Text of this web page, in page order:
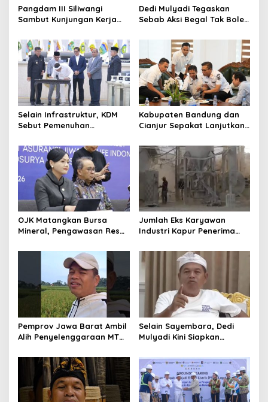
Pangdam III Siliwangi
Sambut Kunjungan Kerja
Perhatian Pemerintah
Dedi Mulyadi Tegaskan
Sebab Aksi Begal Tak Boleh
Ekonomi
Selain Infrastruktur, KDM
Sebut Pemenuhan
Masyarakat Jadi Fokus
APBD Jabar 2027
Kabupaten Bandung dan
Cianjur Sepakat Lanjutkan
Percepat Pertumbuhan
Ekonomi Daerah
OJK Matangkan Bursa
Mineral, Pengawasan Resmi
Jumlah Eks Karyawan
Industri Kapur Penerima
Bertambah, KDM: Kita
Identifikasi
Pemprov Jawa Barat Ambil
Alih Penyelenggaraan MTQ
Jadi Tuan Rumah
Selain Sayembara, Dedi
Mulyadi Kini Siapkan
Sebarkan Lokasi Penjualan
Narkotika